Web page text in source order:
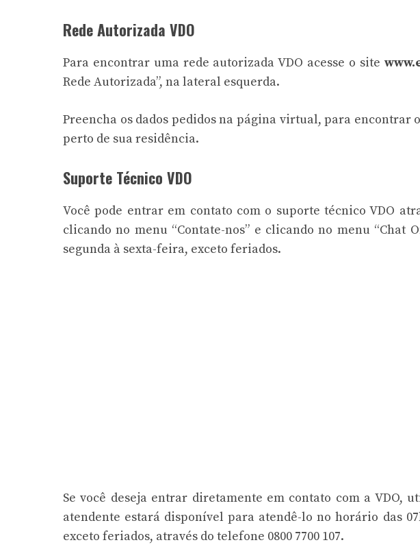
Rede Autorizada VDO
Para encontrar uma rede autorizada VDO acesse o site
Rede Autorizada”, na lateral esquerda.
Preencha os dados pedidos na página virtual, para encontrar
perto de sua residência.
Suporte Técnico VDO
Você pode entrar em contato com o suporte técnico VDO
clicando no menu “Contate-nos” e clicando no menu “Chat
segunda à sexta-feira, exceto feriados.
Se você deseja entrar diretamente em contato com a VDO,
atendente estará disponível para atendê-lo no horário das
exceto feriados, através do telefone 0800 7700 107.